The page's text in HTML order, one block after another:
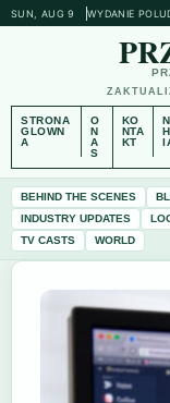
SUN, AUG 9 WYDANIE
STRONA
GLOWN
A
O
N
A
S
KO
NTA
KT
BEHIND THE SCENES
INDUSTRY UPDATES
TV CASTS
WORLD